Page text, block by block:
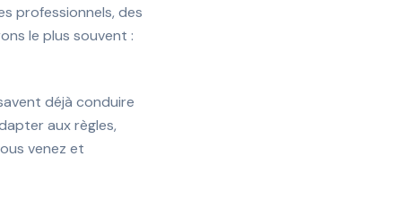
professionnels, des
le plus souvent :
déjà conduire
aux règles,
venez et